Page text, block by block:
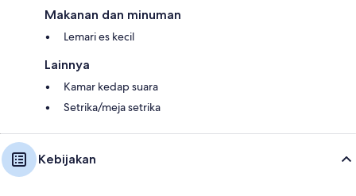
Makanan dan minuman
Lemari es kecil
Lainnya
Kamar kedap suara
Setrika/meja setrika
Kebijakan